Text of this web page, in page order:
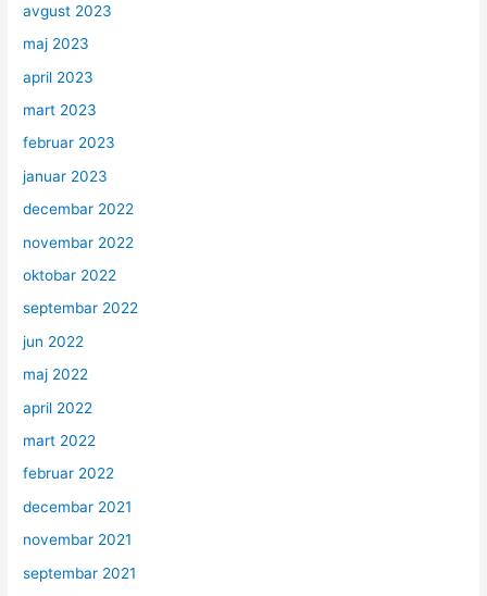
avgust 2023
maj 2023
april 2023
mart 2023
februar 2023
januar 2023
decembar 2022
novembar 2022
oktobar 2022
septembar 2022
jun 2022
maj 2022
april 2022
mart 2022
februar 2022
decembar 2021
novembar 2021
septembar 2021